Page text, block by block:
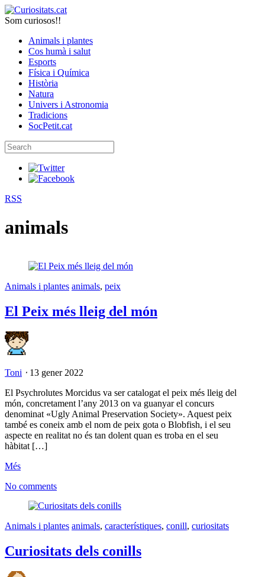
Som curiosos!!
Animals i plantes
Cos humà i salut
Esports
Física i Química
Història
Natura
Univers i Astronomia
Tradicions
SocPetit.cat
RSS
animals
Animals i plantes animals, peix
El Peix més lleig del món
Toni ⋅ 13 gener 2022
El Psychrolutes Morcidus va ser catalogat el peix més lleig del
món, concretament l’any 2013 on va guanyar el concurs
denominat «Ugly Animal Preservation Society». Aquest peix
també es coneix amb el nom de peix gota o Blobfish, i el seu
aspecte en realitat no és tan dolent quan es troba en el seu
hàbitat […]
Més
No comments
Animals i plantes animals, característiques, conill, curiositats
Curiositats dels conills